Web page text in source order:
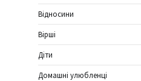
Відносини
Вірші
Діти
Домашні улюбленці